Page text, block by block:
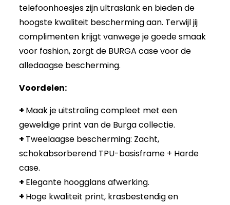
telefoonhoesjes zijn ultraslank en bieden de
hoogste kwaliteit bescherming aan. Terwijl jij
complimenten krijgt vanwege je goede smaak
voor fashion, zorgt de BURGA case voor de
alledaagse bescherming.
Voordelen:
+ Maak je uitstraling compleet met een
geweldige print van de Burga collectie.
+ Tweelaagse bescherming: Zacht,
schokabsorberend TPU-basisframe + Harde
case.
+ Elegante hoogglans afwerking.
+ Hoge kwaliteit print, krasbestendig en